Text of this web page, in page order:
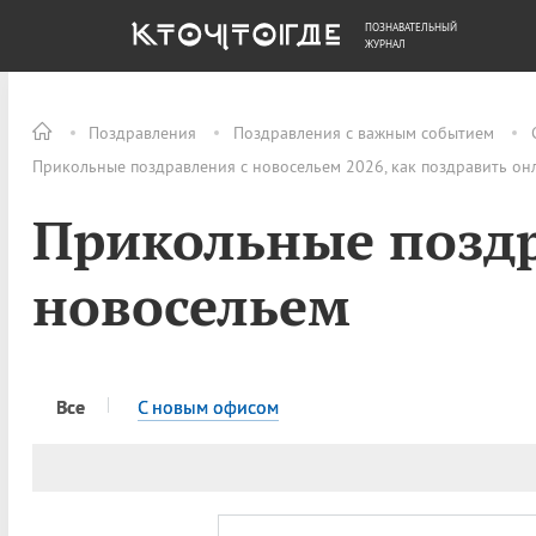
Поздравления Поздравления с важным событием
Прикольные поздравления с новосельем 2026, как поздравить
Прикольные
новосельем
Все С новым офисом
ОБЩЕСТВО ДЕНЬГИ
ПОЗНАВАТЕЛЬНЫЙ
ЖУРНАЛ